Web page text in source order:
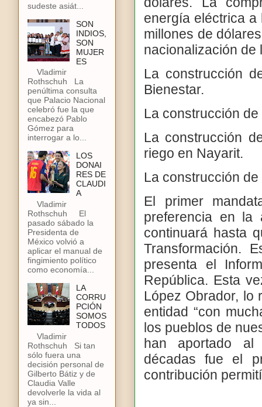
energía eléctrica
millones de
nacionalización de
La construcción
Bienestar.
La construcción
La construcción
riego en Nayarit.
La construcción
El primer
preferencia en la
continuará hasta
Transformación.
presenta el
República. Esta
López Obrador, lo
entidad “con
los pueblos de
han aportado al
décadas fue el
contribución
sudeste asiát...
SON
INDIOS,
SON
MUJER
ES
Vladimir
Rothschuh La
penúltima consulta
que Palacio Nacional
celebró fue la que
encabezó Pablo
Gómez para
interrogar a lo...
LOS
DONAI
RES DE
CLAUDI
A
Vladimir
Rothschuh El
pasado sábado la
Presidenta de
México volvió a
aplicar el manual de
fingimiento político
como economía...
LA
CORRU
PCIÓN
SOMOS
TODOS
Vladimir
Rothschuh Si tan
sólo fuera una
decisión personal de
Gilberto Bátiz y de
Claudia Valle
devolverle la vida al
ya sin...